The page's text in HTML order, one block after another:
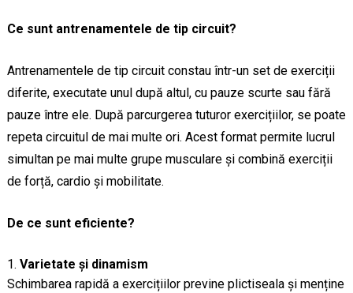
Ce sunt antrenamentele de tip circuit?
Antrenamentele de tip circuit constau într-un set de exerciții
diferite, executate unul după altul, cu pauze scurte sau fără
pauze între ele. După parcurgerea tuturor exercițiilor, se poate
repeta circuitul de mai multe ori. Acest format permite lucrul
simultan pe mai multe grupe musculare și combină exerciții
de forță, cardio și mobilitate.
De ce sunt eficiente?
Varietate și dinamism
Schimbarea rapidă a exercițiilor previne plictiseala și menține